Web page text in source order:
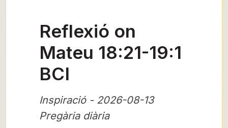
Reflexió on
Mateu 18:21-19:1
BCI
Inspiració - 2026-08-13
Pregària diària